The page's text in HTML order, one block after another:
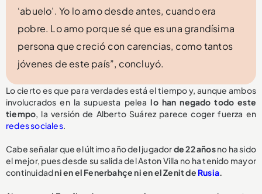
‘abuelo’. Yo lo amo desde antes, cuando era
pobre. Lo amo porque sé que es una grandísima
persona que creció con carencias, como tantos
jóvenes de este país”, concluyó.
Lo cierto es que para verdades está el tiempo y, aunque ambos
involucrados en la supuesta pelealo han negado todo este
tiempo, la versión de Alberto Suárez parece coger fuerza en
redes sociales.
Cabe señalar que el último año del jugadorde 22 añosno ha sido
el mejor, pues desde su salida del Aston Villa no ha tenido mayor
continuidadni en el Fenerbahçe ni en el Zenit de Rusia.